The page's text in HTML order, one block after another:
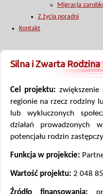
Migracja
Z życia poradni
Kontakt
Silna i Zwarta Rodzina
Cel projektu: zwiększenie
regionie na rzecz rodziny
lub wykluczonych
działań prowadzonych
potencjału rodzin
Funkcja w projekcie:
Wartość projektu: 2 048
Źródło finansowania: